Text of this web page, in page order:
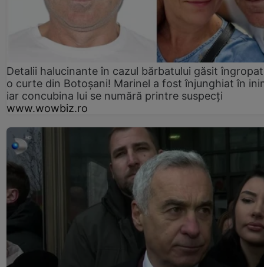
Detalii halucinante în cazul bărbatului găsit
o curte din Botoșani! Marinel a fost înjunghiat în
iar concubina lui se numără printre suspecți
www.wowbiz.ro